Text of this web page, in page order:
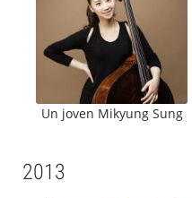
Un joven Mikyung Sung
2013